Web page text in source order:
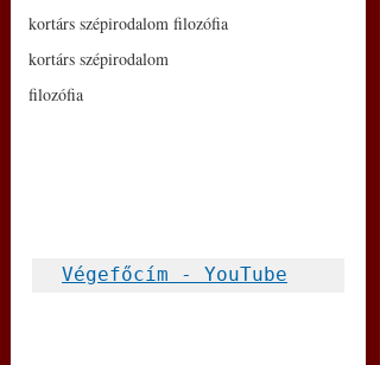
kortárs szépirodalom filozófia
kortárs szépirodalom
filozófia
Végefőcím - YouTube